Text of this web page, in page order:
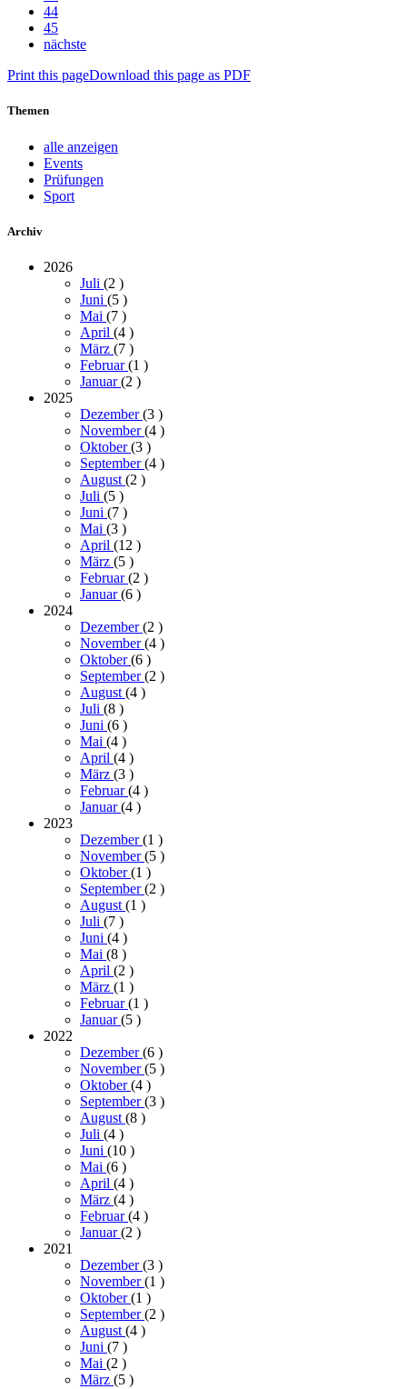
44
45
nächste
Print this pageDownload this page as PDF
Themen
alle anzeigen
Events
Prüfungen
Sport
Archiv
2026
Juli (2 )
Juni (5 )
Mai (7 )
April (4 )
März (7 )
Februar(1 )
Januar(2 )
2025
Dezember(3 )
November(4 )
Oktober(3 )
September(4 )
August (2 )
Juli (5 )
Juni (7 )
Mai (3 )
April (12 )
März (5 )
Februar(2 )
Januar(6 )
2024
Dezember(2 )
November(4 )
Oktober(6 )
September(2 )
August (4 )
Juli (8 )
Juni (6 )
Mai (4 )
April (4 )
März (3 )
Februar(4 )
Januar(4 )
2023
Dezember(1 )
November(5 )
Oktober(1 )
September(2 )
August (1 )
Juli (7 )
Juni (4 )
Mai (8 )
April (2 )
März (1 )
Februar(1 )
Januar(5 )
2022
Dezember(6 )
November(5 )
Oktober(4 )
September(3 )
August (8 )
Juli (4 )
Juni (10 )
Mai (6 )
April (4 )
März (4 )
Februar(4 )
Januar(2 )
2021
Dezember(3 )
November(1 )
Oktober(1 )
September(2 )
August (4 )
Juni (7 )
Mai (2 )
März (5 )